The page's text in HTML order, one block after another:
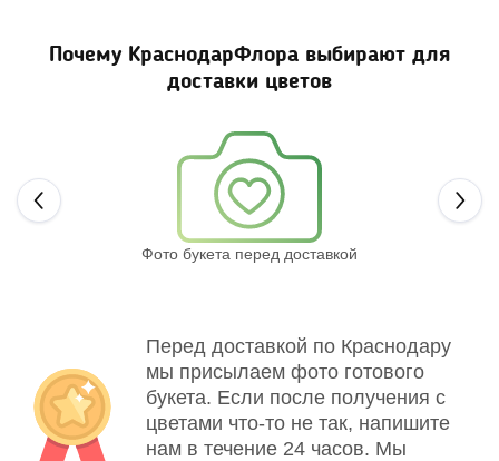
Почему КраснодарФлора выбирают для
доставки цветов
Фото букета перед доставкой
Перед доставкой по Краснодару
мы присылаем фото готового
букета. Если после получения с
цветами что-то не так, напишите
нам в течение 24 часов. Мы